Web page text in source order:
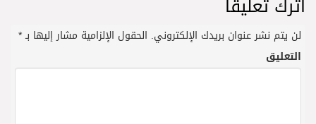
لن يتم نشر عنوان بريدك الإلكتروني. الحقول الإلزامية مشار إليها بـ*
التعليق